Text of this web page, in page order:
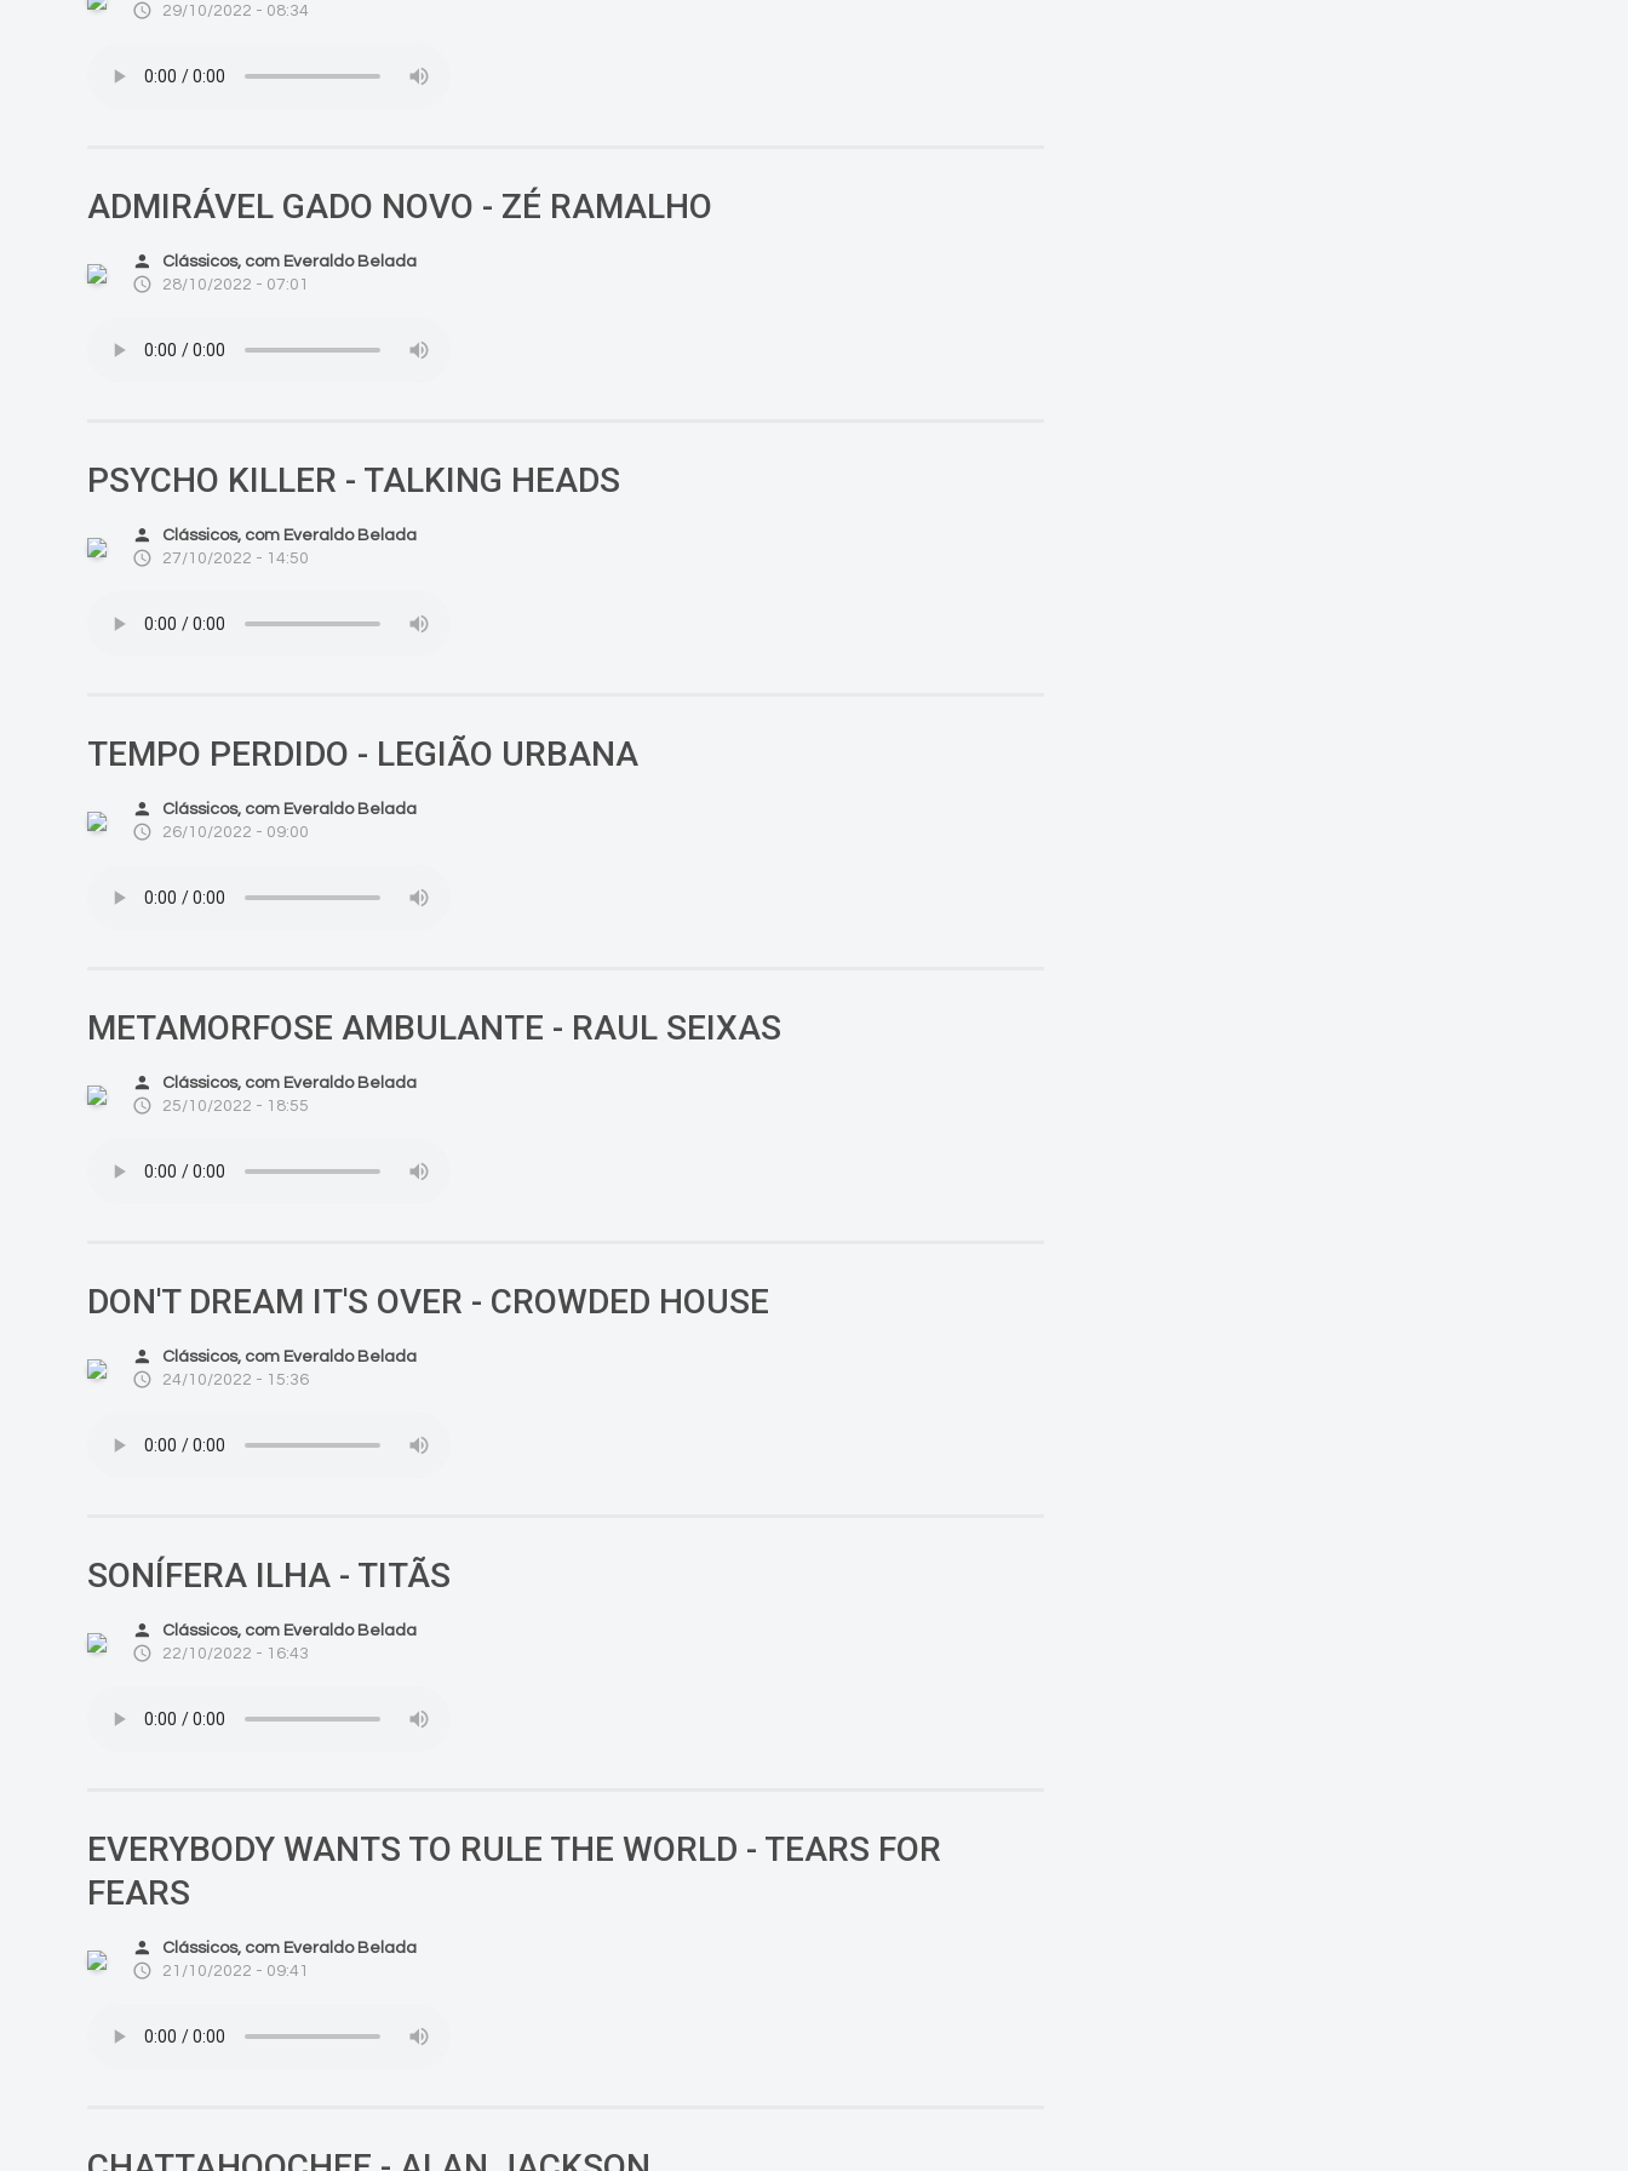
access_time 29/10/2022 - 08:34
ADMIRÁVEL GADO NOVO - ZÉ RAMALHO
person Clássicos, com Everaldo Belada
access_time 28/10/2022 - 07:01
PSYCHO KILLER - TALKING HEADS
person Clássicos, com Everaldo Belada
access_time 27/10/2022 - 14:50
TEMPO PERDIDO - LEGIÃO URBANA
person Clássicos, com Everaldo Belada
access_time 26/10/2022 - 09:00
METAMORFOSE AMBULANTE - RAUL SEIXAS
person Clássicos, com Everaldo Belada
access_time 25/10/2022 - 18:55
DON'T DREAM IT'S OVER - CROWDED HOUSE
person Clássicos, com Everaldo Belada
access_time 24/10/2022 - 15:36
SONÍFERA ILHA - TITÃS
person Clássicos, com Everaldo Belada
access_time 22/10/2022 - 16:43
EVERYBODY WANTS TO RULE THE WORLD - TEARS FOR
FEARS
person Clássicos, com Everaldo Belada
access_time 21/10/2022 - 09:41